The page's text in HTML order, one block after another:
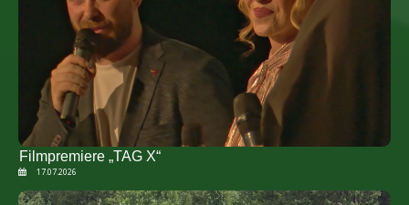
Filmpremiere „TAG X“
17.07.2026